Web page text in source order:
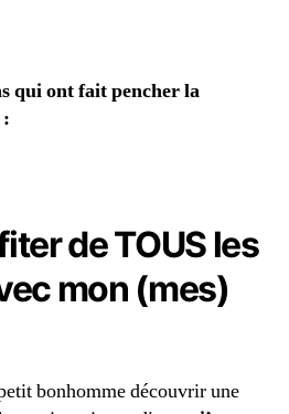
qui ont fait pencher la
de TOUS les
mon (mes)
bonhomme découvrir une